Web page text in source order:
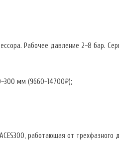
Рабочее давление 2−8 бар.
мм (9660−14700₽);
работающая от трехфазного